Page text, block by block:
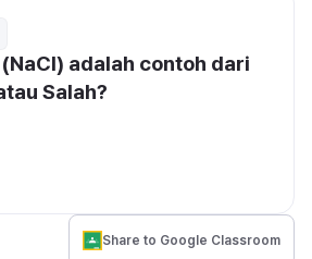
adalah contoh dari
Salah?
Share to Google Classroom